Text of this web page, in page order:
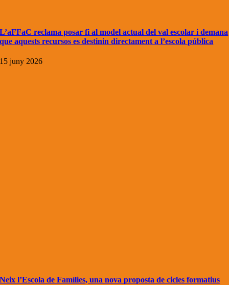
L’aFFaC reclama posar fi al model actual del val escolar i demana
que aquests recursos es destinin directament a l’escola pública
15 juny 2026
Neix l’Escola de Famílies, una nova proposta de cicles formatius